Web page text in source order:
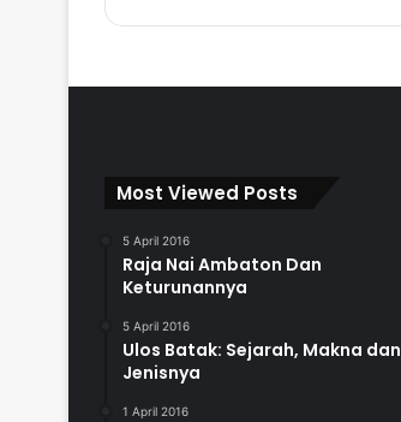
Most Viewed Posts
5 April 2016
Raja Nai Ambaton Dan
Keturunannya
5 April 2016
Ulos Batak: Sejarah, Makna dan
Jenisnya
1 April 2016